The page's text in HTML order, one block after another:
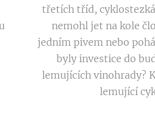
třetích tříd,
nemohl jet na kole
jedním pivem nebo
byly investice do
lemujících vinohrady?
lemující